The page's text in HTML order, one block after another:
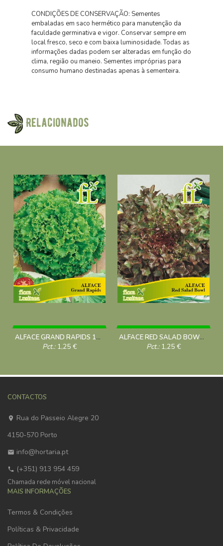
CONDIÇÕES DE CONSERVAÇÃO: Sementes
embaladas em saco hermético para manutenção da
faculdade germinativa e vigor. Conservar sempre em
local fresco, seco e com baixa luminosidade. Todas as
informações dadas podem ser alteradas em função do
clima, região ou maneio. Sementes impróprias para
consumo humano destinadas apenas à sementeira.
Relacionados
ALFACE GRAND RAPIDS 10 Grs
Pct.: 1,25 €
ALFACE RED SALAD BOWL 5g
Pct.: 1,25 €
CONTACTOS
Rua do Passeio Alegre 20
4150-570 Porto
info@hortaria.pt
(+351) 913 954 459
Chamada rede móvel nacional
MAIS INFORMAÇÕES
Termos & Condições
Políticas & Privacidade